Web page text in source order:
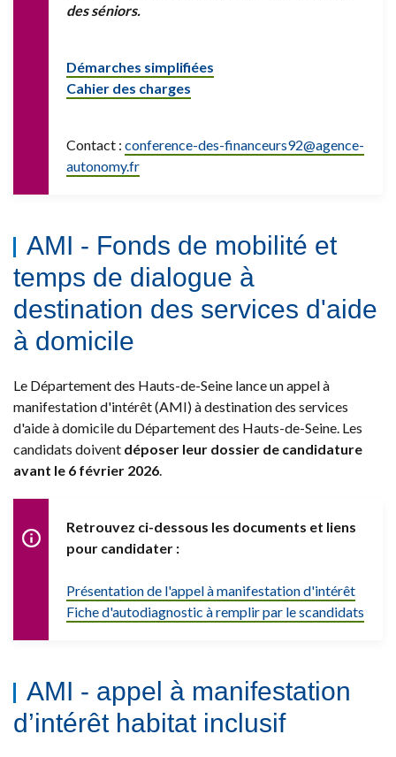
des séniors.
Démarches simplifiées
Cahier des charges
Contact : conference-des-financeurs92@agence-
autonomy.fr
AMI - Fonds de mobilité et
temps de dialogue à
destination des services d'aide
à domicile
Le Département des Hauts-de-Seine lance un appel à
manifestation d'intérêt (AMI) à destination des services
d'aide à domicile du Département des Hauts-de-Seine. Les
candidats doivent déposer leur dossier de candidature
avant le 6 février 2026
Retrouvez ci-dessous les documents et liens
pour candidater :
Présentation de l'appel à manifestation d'intérêt
Fiche d'autodiagnostic à remplir par le scandidats
AMI - appel à manifestation
d’intérêt habitat inclusif